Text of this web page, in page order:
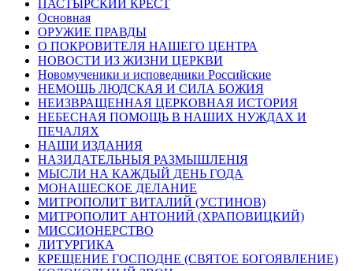
ПАСТЫРСКИЙ КРЕСТ
Основная
ОРУЖИЕ ПРАВДЫ
О ПОКРОВИТЕЛЯ НАШЕГО ЦЕНТРА
НОВОСТИ ИЗ ЖИЗНИ ЦЕРКВИ
Новомученики и исповедники Российские
НЕМОЩЬ ЛЮДСКАЯ И СИЛА БОЖИЯ
НЕИЗВРАЩЕННАЯ ЦЕРКОВНАЯ ИСТОРИЯ
НЕБЕСНАЯ ПОМОЩЬ В НАШИХ НУЖДАХ И
ПЕЧАЛЯХ
НАШИ ИЗДАНИЯ
НАЗИДАТЕЛЬНЫЯ РАЗМЫШЛЕНІЯ
МЫСЛИ НА КАЖДЫЙ ДЕНЬ ГОДА
МОНАШЕСКОЕ ДЕЛАНИЕ
МИТРОПОЛИТ ВИТАЛИЙ (УСТИНОВ)
МИТРОПОЛИТ АНТОНИЙ (ХРАПОВИЦКИЙ)
МИССИОНЕРСТВО
ЛИТУРГИКА
КРЕЩЕНИЕ ГОСПОДНЕ (СВЯТОЕ БОГОЯВЛЕНИЕ)